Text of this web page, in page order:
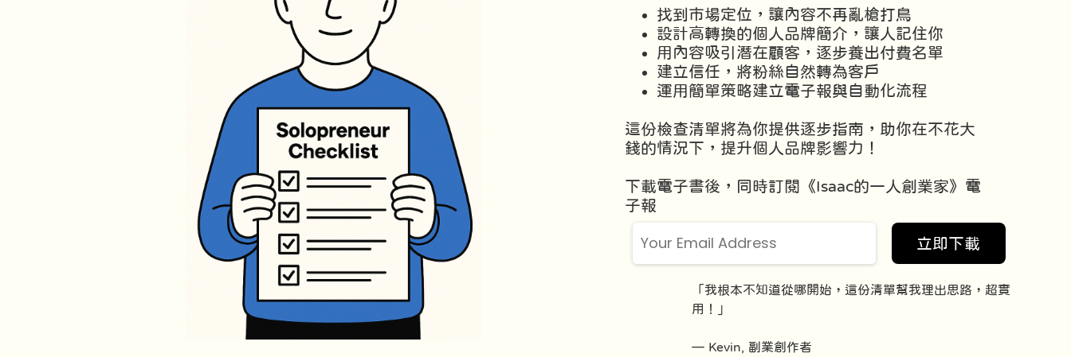
找到市場定位，讓內容不再亂槍打鳥
設計高轉換的個人品牌簡介，讓人記住你
用內容吸引潛在顧客，逐步養出付費名單
建立信任，將粉絲自然轉為客戶
運用簡單策略建立電子報與自動化流程
這份檢查清單將為你提供逐步指南，助你在不花大
錢的情況下，提升個人品牌影響力！
下載電子書後，同時訂閱《Isaac的一人創業家》電
子報
立即下載
「我根本不知道從哪開始，這份清單幫我理出思路，超實
用！」
— Kevin, 副業創作者